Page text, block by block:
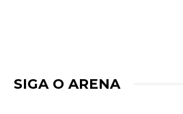
SIGA O ARENA